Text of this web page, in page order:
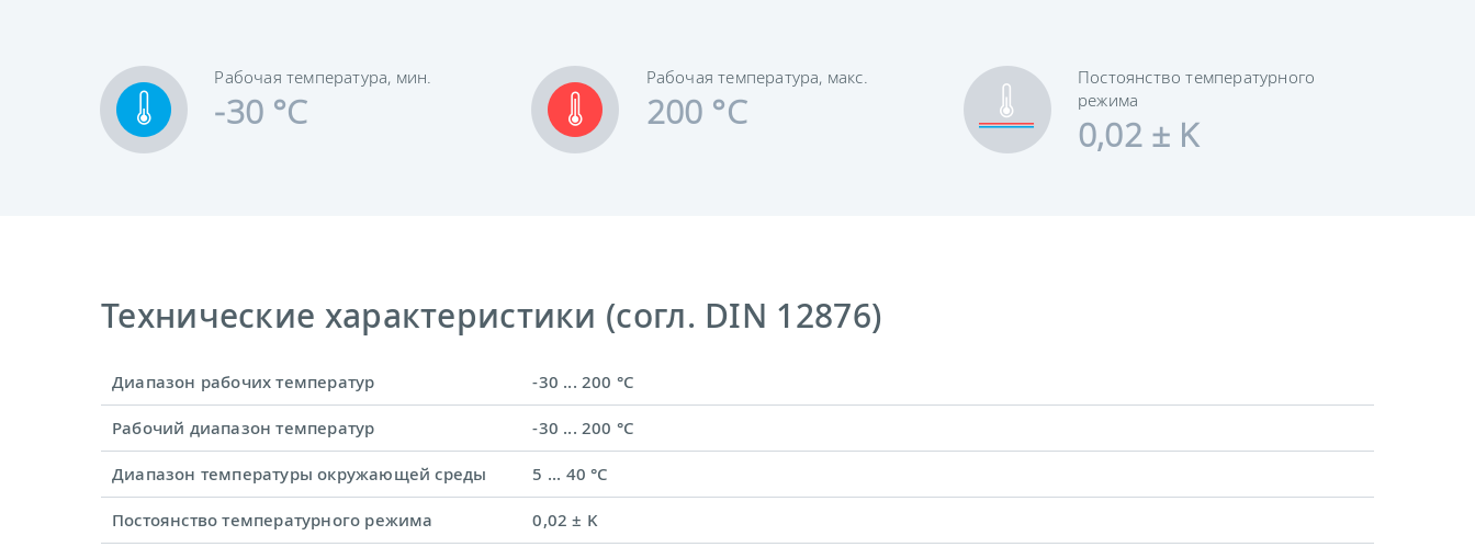
Рабочая температура, мин.
-30 °C
Рабочая температура, макс.
200 °C
Постоянство температурного
режима
0,02 ± K
Технические характеристики (согл. DIN 12876)
Диапазон рабочих температур -30 ... 200 °C
Рабочий диапазон температур -30 ... 200 °C
Диапазон температуры окружающей среды 5 ... 40 °C
Постоянство температурного режима 0,02 ± K